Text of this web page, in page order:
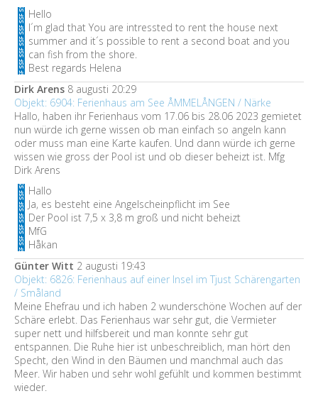
Hello
I´m glad that You are intressted to rent the house next
summer and it´s possible to rent a second boat and you
can fish from the shore.
Best regards Helena
Dirk Arens 8 augusti 20:29
Objekt: 6904: Ferienhaus am See ÅMMELÅNGEN / Närke
Hallo, haben ihr Ferienhaus vom 17.06 bis 28.06 2023 gemietet
nun würde ich gerne wissen ob man einfach so angeln kann
oder muss man eine Karte kaufen. Und dann würde ich gerne
wissen wie gross der Pool ist und ob dieser beheizt ist. Mfg
Dirk Arens
Hallo
Ja, es besteht eine Angelscheinpflicht im See
Der Pool ist 7,5 x 3,8 m groß und nicht beheizt
MfG
Håkan
Günter Witt 2 augusti 19:43
Objekt: 6826: Ferienhaus auf einer Insel im Tjust Schärengarten
/ Småland
Meine Ehefrau und ich haben 2 wunderschöne Wochen auf der
Schäre erlebt. Das Ferienhaus war sehr gut, die Vermieter
super nett und hilfsbereit und man konnte sehr gut
entspannen. Die Ruhe hier ist unbeschreiblich, man hört den
Specht, den Wind in den Bäumen und manchmal auch das
Meer. Wir haben und sehr wohl gefühlt und kommen bestimmt
wieder.